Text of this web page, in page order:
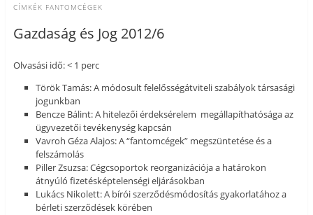
CÍMKÉK FANTOMCÉGEK
Gazdaság és Jog 2012/6
Olvasási idő: < 1 perc
Török Tamás: A módosult felelősségátviteli szabályok társasági
jogunkban
Bencze Bálint: A hitelezői érdeksérelem megállapíthatósága az
ügyvezetői tevékenység kapcsán
Vavroh Géza Alajos: A “fantomcégek” megszüntetése és a
felszámolás
Piller Zsuzsa: Cégcsoportok reorganizációja a határokon
átnyúló fizetésképtelenségi eljárásokban
Lukács Nikolett: A bírói szerződésmódosítás gyakorlatához a
bérleti szerződések körében